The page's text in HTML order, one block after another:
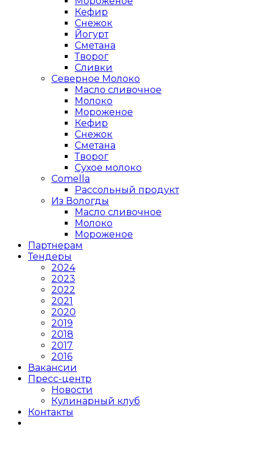
Кефир
Снежок
Йогурт
Сметана
Творог
Сливки
Северное Молоко
Масло сливочное
Молоко
Мороженое
Кефир
Снежок
Сметана
Творог
Сухое молоко
Comеlla
Рассольный продукт
Из Вологды
Масло сливочное
Молоко
Мороженое
Партнерам
Тендеры
2024
2023
2022
2021
2020
2019
2018
2017
2016
Вакансии
Пресс-центр
Новости
Кулинарный клуб
Контакты